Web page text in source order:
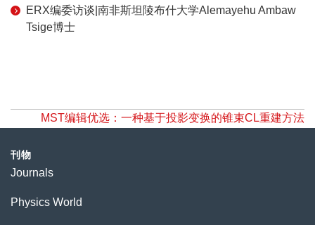
ERX编委访谈|南非斯坦陵布什大学Alemayehu Ambaw
Tsige博士
MST编辑优选：一种基于投影变换的锥束CL重建方法
刊物
Journals
Physics World